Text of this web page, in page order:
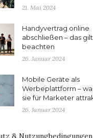
21. Mai 2024
Handyvertrag online
abschließen – das
beachten
26. Januar 2024
Mobile Geräte als
Werbeplattform –
sie für Marketer
26. Januar 2024
& Nutzungbedingungen